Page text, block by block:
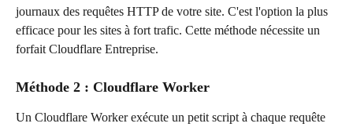
journaux des requêtes HTTP de votre site. C'est l'option la plus
efficace pour les sites à fort trafic. Cette méthode nécessite un
forfait Cloudflare Entreprise.
Méthode 2 : Cloudflare Worker
Un Cloudflare Worker exécute un petit script à chaque requête